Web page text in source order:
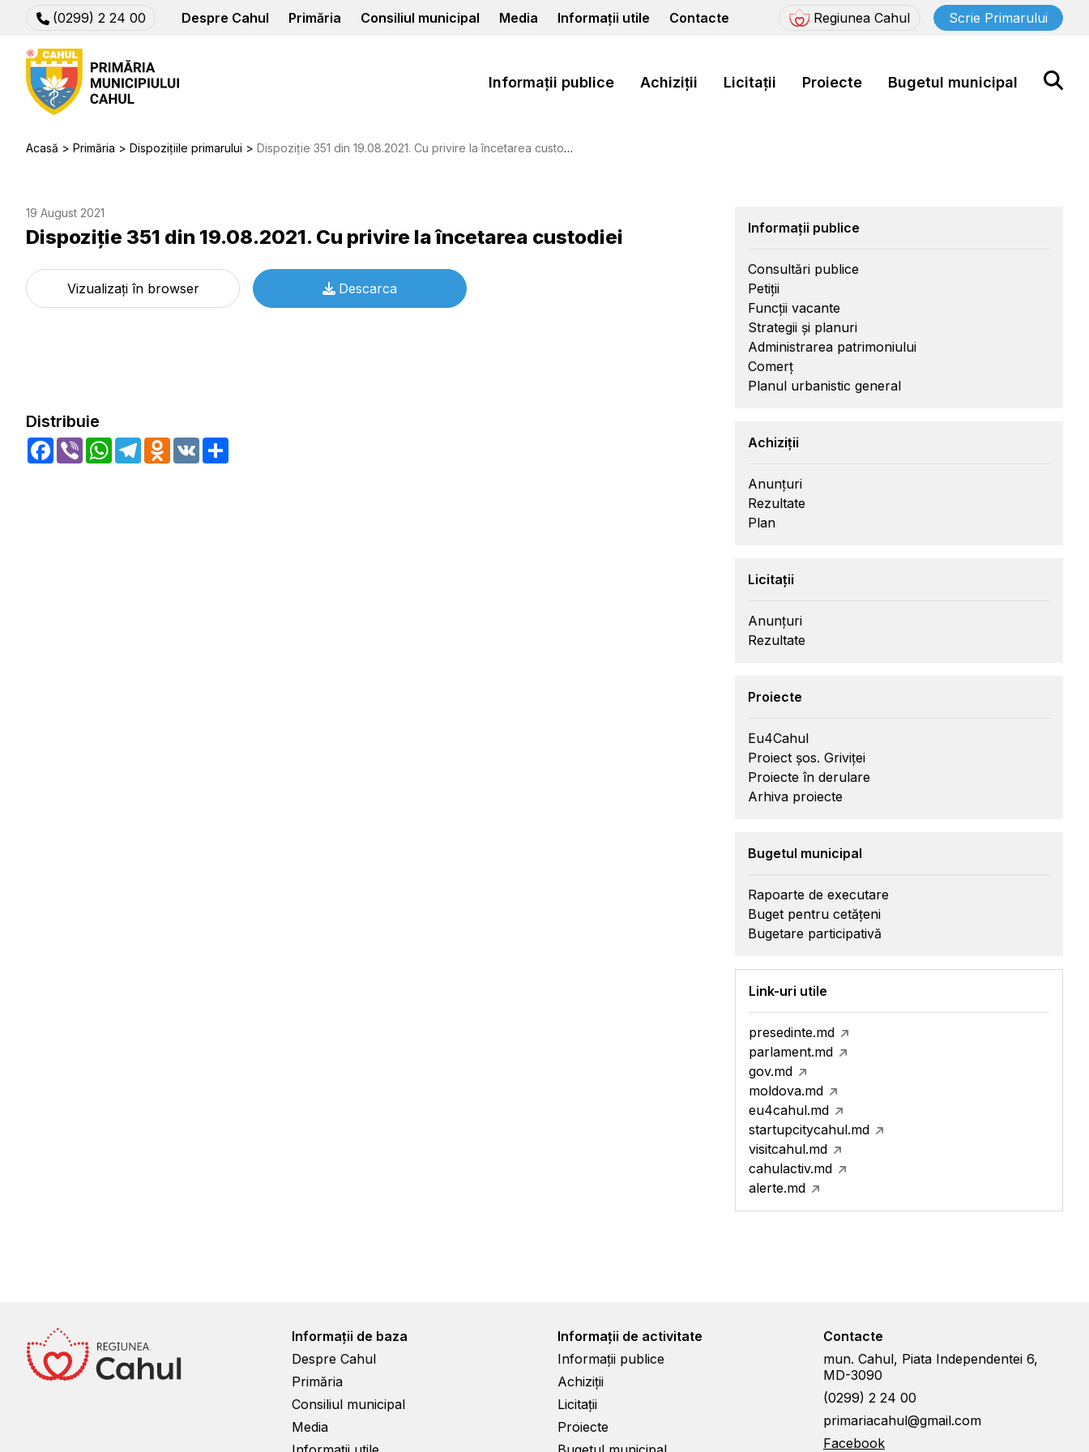
(0299) 2 24 00 Despre Cahul Primăria Consiliul municipal Media Informații utile Contacte Regiunea Cahul Scrie Primarului
Informații publice Achiziții Licitații Proiecte Bugetul municipal
Acasă Primăria Dispozițiile primarului Dispoziție 351 din 19.08.2021. Cu privire la încetarea custodiei
19 August 2021
Dispoziție 351 din 19.08.2021. Cu privire la încetarea custodiei
Vizualizați în browser Descarca
Distribuie
Facebook
Viber WhatsApp
TelegramOdnoklassniki
VK
Informații publice
Consultări publice
Petiții
Funcții vacante
Strategii și planuri
Administrarea patrimoniului
Comerț
Planul urbanistic general
Achiziții
Anunțuri
Rezultate
Plan
Licitații
Anunțuri
Rezultate
Proiecte
Eu4Cahul
Proiect șos. Griviței
Proiecte în derulare
Arhiva proiecte
Bugetul municipal
Rapoarte de executare
Buget pentru cetățeni
Bugetare participativă
Link-uri utile
presedinte.md
parlament.md
gov.md
moldova.md
eu4cahul.md
startupcitycahul.md
visitcahul.md
cahulactiv.md
alerte.md
Informații de baza
Despre Cahul
Primăria
Consiliul municipal
Media
Informații de activitate
Informații publice
Achiziții
Licitații
Proiecte
Contacte
mun. Cahul, Piata Independentei 6,
MD-3090
(0299) 2 24 00
primariacahul@gmail.com
Facebook